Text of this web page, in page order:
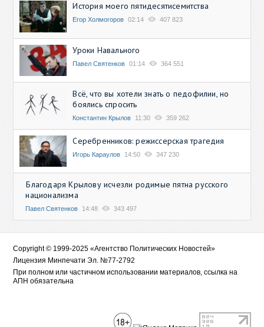
История моего пятидесятисемитства
Егор Холмогоров 02:14 407 823
Уроки Навального
Павел Святенков 01:14 364 551
Всё, что вы хотели знать о педофилии, но
боялись спросить
Константин Крылов 11:30 359 262
Серебренников: режиссерская трагедия
Игорь Караулов 14:50 347 230
Благодаря Крылову исчезли родимые пятна русского
национализма
Павел Святенков 14:48 343 497
Copyright © 1999-2025 «Агентство Политических Новостей»
Лицензия Минпечати Эл. №77-2792
При полном или частичном использовании материалов, ссылка на
АПН обязательна